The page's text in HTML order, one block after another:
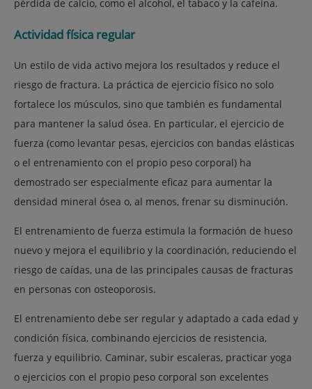
pérdida de calcio, como el alcohol, el tabaco y la cafeína.
Actividad física regular
Un estilo de vida activo mejora los resultados y reduce el
riesgo de fractura. La práctica de ejercicio físico no solo
fortalece los músculos, sino que también es fundamental
para mantener la salud ósea. En particular, el ejercicio de
fuerza (como levantar pesas, ejercicios con bandas elásticas
o el entrenamiento con el propio peso corporal) ha
demostrado ser especialmente eficaz para aumentar la
densidad mineral ósea o, al menos, frenar su disminución.
El entrenamiento de fuerza estimula la formación de hueso
nuevo y mejora el equilibrio y la coordinación, reduciendo el
riesgo de caídas, una de las principales causas de fracturas
en personas con osteoporosis.
El entrenamiento debe ser regular y adaptado a cada edad y
condición física, combinando ejercicios de resistencia,
fuerza y equilibrio. Caminar, subir escaleras, practicar yoga
o ejercicios con el propio peso corporal son excelentes